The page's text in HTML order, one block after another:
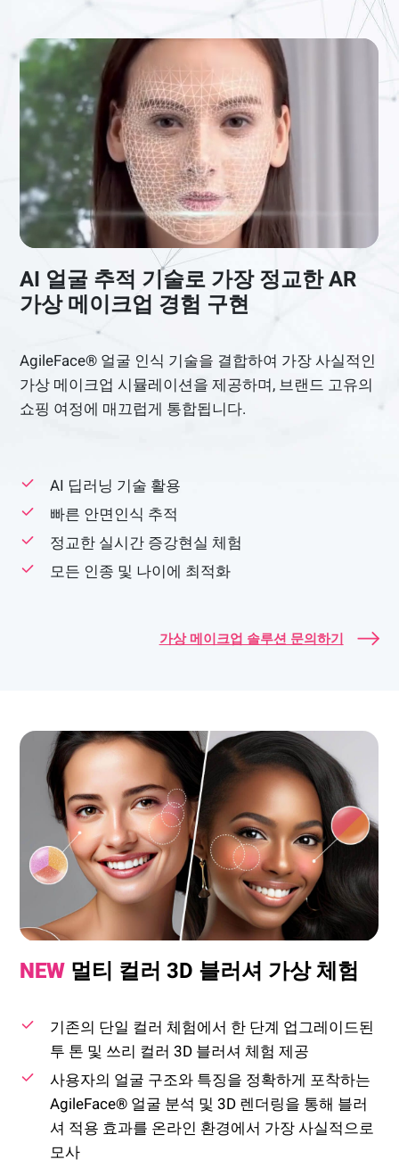
AI 얼굴 추적 기술로 가장 정교한 AR
가상 메이크업 경험 구현
AgileFace® 얼굴 인식 기술을 결합하여 가장 사실적인
가상 메이크업 시뮬레이션을 제공하며, 브랜드 고유의
쇼핑 여정에 매끄럽게 통합됩니다.
AI 딥러닝 기술 활용
빠른 안면인식 추적
정교한 실시간 증강현실 체험
모든 인종 및 나이에 최적화
가상 메이크업 솔루션 문의하기
NEW 멀티 컬러 3D 블러셔 가상 체험
기존의 단일 컬러 체험에서 한 단계 업그레이드된
투 톤 및 쓰리 컬러 3D 블러셔 체험 제공
사용자의 얼굴 구조와 특징을 정확하게 포착하는
AgileFace® 얼굴 분석 및 3D 렌더링을 통해 블러
셔 적용 효과를 온라인 환경에서 가장 사실적으로
모사